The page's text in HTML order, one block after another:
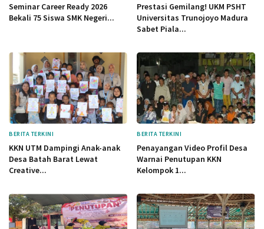
Seminar Career Ready 2026
Bekali 75 Siswa SMK Negeri...
Prestasi Gemilang! UKM PSHT
Universitas Trunojoyo Madura
Sabet Piala...
BERITA TERKINI
KKN UTM Dampingi Anak-anak
Desa Batah Barat Lewat
Creative...
BERITA TERKINI
Penayangan Video Profil Desa
Warnai Penutupan KKN
Kelompok 1...